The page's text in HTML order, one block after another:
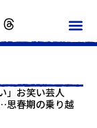
」お笑い芸人
思春期の乗り越